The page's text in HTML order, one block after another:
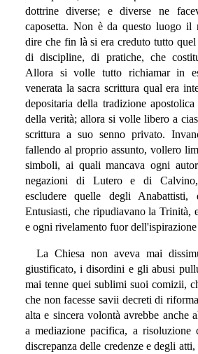
dottrine diverse; e diverse ne
caposetta. Non è da questo luogo il
dire che fin là si era creduto tutto
di discipline, di pratiche, che
Allora si volle tutto richiamar in
venerata la sacra scrittura qual era
depositaria della tradizione
della verità; allora si volle libero a
scrittura a suo senno privato.
fallendo al proprio assunto, vollero
simboli, ai quali mancava ogni
negazioni di Lutero e di
escludere quelle degli Anabattisti,
Entusiasti, che ripudiavano la Trinità,
e ogni rivelamento fuor dell'ispirazione
La Chiesa non aveva mai
giustificato, i disordini e gli abusi
mai tenne quei sublimi suoi comizii,
che non facesse savii decreti di
alta e sincera volontà avrebbe anche
a mediazione pacifica, a risoluzione
discrepanza delle credenze e degli